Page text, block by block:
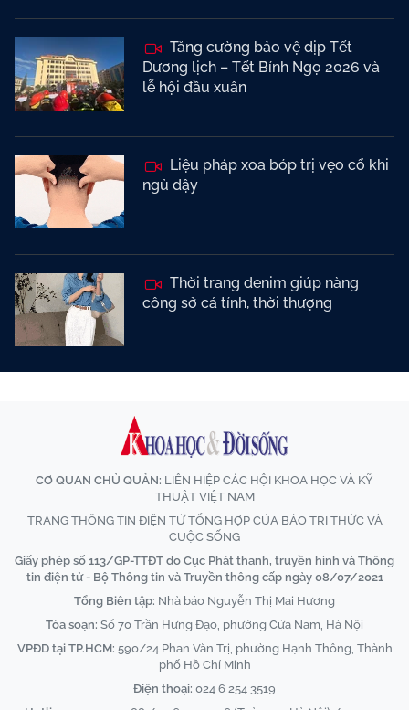
Tăng cường bảo vệ dịp Tết
Dương lịch – Tết Bính Ngọ 2026 và
lễ hội đầu xuân
Liệu pháp xoa bóp trị vẹo cổ khi
ngủ dậy
Thời trang denim giúp nàng
công sở cá tính, thời thượng
CƠ QUAN CHỦ QUẢN: LIÊN HIỆP CÁC HỘI KHOA HỌC VÀ KỸ
THUẬT VIỆT NAM
TRANG THÔNG TIN ĐIỆN TỬ TỔNG HỢP CỦA BÁO TRI THỨC VÀ
CUỘC SỐNG
Giấy phép số 113/GP-TTĐT do Cục Phát thanh, truyền hình và Thông
tin điện tử - Bộ Thông tin và Truyền thông cấp ngày 08/07/2021
Tổng Biên tập: Nhà báo Nguyễn Thị Mai Hương
Tòa soạn: Số 70 Trần Hưng Đạo, phường Cửa Nam, Hà Nội
VPĐD tại TP.HCM: 590/24 Phan Văn Trị, phường Hạnh Thông, Thành
phố Hồ Chí Minh
Điện thoại: 024 6 254 3519